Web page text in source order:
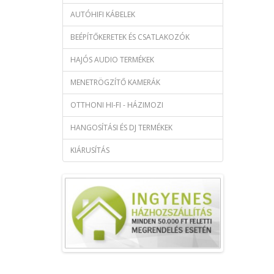
AUTÓHIFI KÁBELEK
BEÉPÍTŐKERETEK ÉS CSATLAKOZÓK
HAJÓS AUDIO TERMÉKEK
MENETRÖGZÍTŐ KAMERÁK
OTTHONI HI-FI - HÁZIMOZI
HANGOSÍTÁSI ÉS DJ TERMÉKEK
KIÁRUSÍTÁS